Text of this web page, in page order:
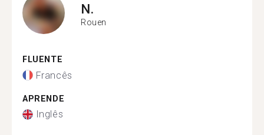
N.
Rouen
FLUENTE
Francês
APRENDE
Inglês